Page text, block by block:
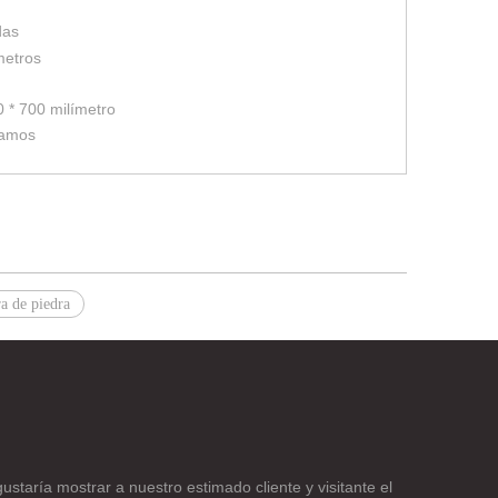
* 700 milímetro
de piedra
mostrar a nuestro estimado cliente y visitante el